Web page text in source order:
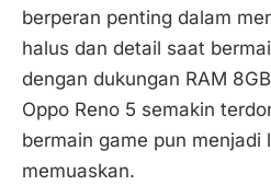
berperan penting dalam
halus dan detail saat
dengan dukungan RAM
Oppo Reno 5 semakin
bermain game pun menjadi
memuaskan.